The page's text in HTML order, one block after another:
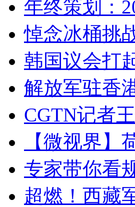
年终策划：
悼念冰桶挑
韩国议会打
解放军驻香
CGTN记者
【微视界】
专家带你看
超燃！西藏